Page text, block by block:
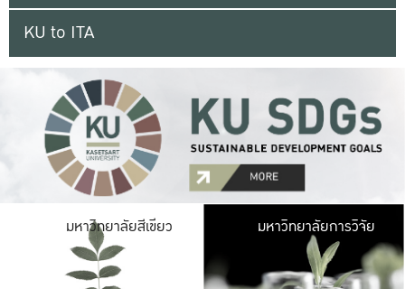
KU to ITA
มหาวิทยาลัยสีเขียว มหาวิ
มีพื้นที่เขียวสดใส
เป็นป่าในเมือง เกษต
มหาวิทยาลัยการวิจัย